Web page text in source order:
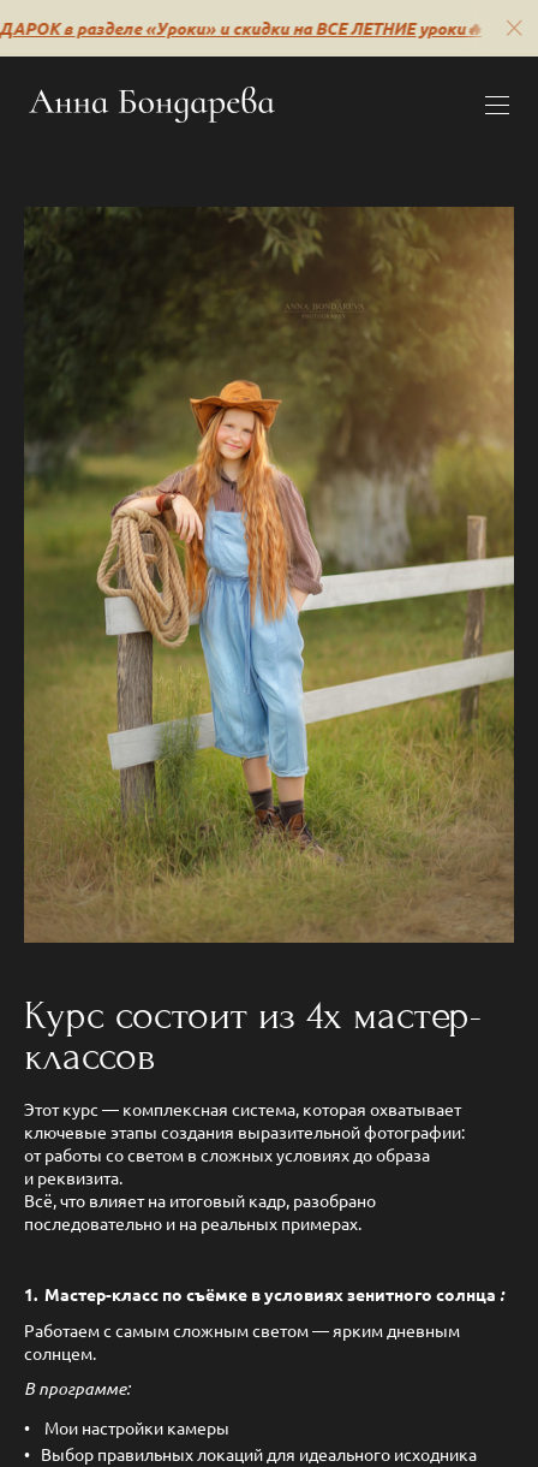
в разделе «Уроки» и скидки на ВСЕ ЛЕТНИЕ уроки🔥
Курс состоит из 4х мастер-
классов
Этот курс — комплексная система, которая охватывает
ключевые этапы создания выразительной фотографии:
от работы со светом в сложных условиях до образа
и реквизита.
Всё, что влияет на итоговый кадр, разобрано
последовательно и на реальных примерах.
1. Мастер-класс по съёмке в условиях зенитного солнца :
Работаем с самым сложным светом — ярким дневным
солнцем.
В программе:
Мои настройки камеры
Выбор правильных локаций для идеального исходника